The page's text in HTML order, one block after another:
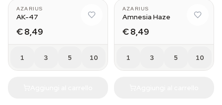
AZARIUS
AK-47
€ 8,49
1 3 5 10
AZARIUS
Amnesia Haze
€ 8,49
1 3 5 10